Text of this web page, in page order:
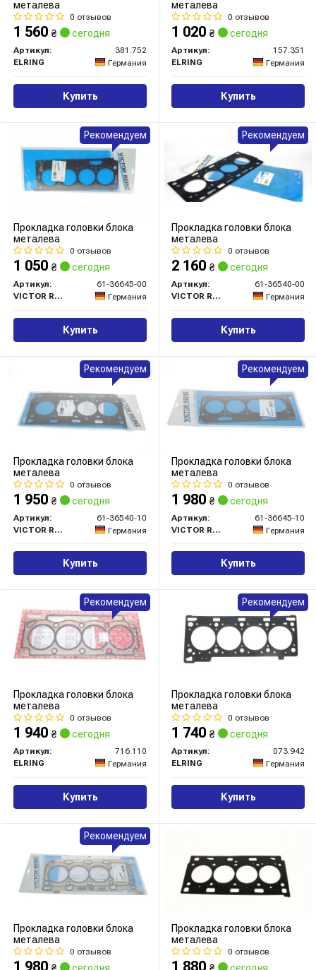
металева
0 отзывов
1 560 ₴ сегодня
Артикул:
381.752
ELRING
Германия
Купить
металева
0 отзывов
1 020 ₴ сегодня
Артикул:
157.351
ELRING
Германия
Купить
Прокладка головки блока
металева
0 отзывов
1 050 ₴ сегодня
Артикул:
61-36645-00
VICTOR REINZ
Германия
Купить
Рекомендуем
Прокладка головки блока
металева
0 отзывов
2 160 ₴ сегодня
Артикул:
61-36540-00
VICTOR REINZ
Германия
Купить
Рекомендуем
Прокладка головки блока
металева
0 отзывов
1 950 ₴ сегодня
Артикул:
61-36540-10
VICTOR REINZ
Германия
Купить
Рекомендуем
Прокладка головки блока
металева
0 отзывов
1 980 ₴ сегодня
Артикул:
61-36645-10
VICTOR REINZ
Германия
Купить
Рекомендуем
Прокладка головки блока
металева
0 отзывов
1 940 ₴ сегодня
Артикул:
716.110
ELRING
Германия
Купить
Рекомендуем
Прокладка головки блока
металева
0 отзывов
1 740 ₴ сегодня
Артикул:
073.942
ELRING
Германия
Купить
Рекомендуем
Прокладка головки блока
металева
0 отзывов
1 980 ₴ сегодня
Рекомендуем
Прокладка головки блока
металева
0 отзывов
1 880 ₴ сегодня